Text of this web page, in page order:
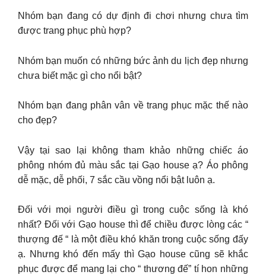
Nhóm bạn đang có dự định đi chơi nhưng chưa tìm
được trang phục phù hợp?
Nhóm bạn muốn có những bức ảnh du lịch đẹp nhưng
chưa biết mặc gì cho nổi bật?
Nhóm bạn đang phân vân về trang phục mặc thế nào
cho đẹp?
Vậy tại sao lại không tham khảo những chiếc áo
phông nhóm đủ màu sắc tại Gạo house ạ? Áo phông
dễ mặc, dễ phối, 7 sắc cầu vồng nổi bật luôn ạ.
Đối với mọi người điều gì trong cuộc sống là khó
nhất? Đối với Gạo house thì để chiều được lòng các “
thượng đế “ là một điều khó khăn trong cuộc sống đấy
ạ. Nhưng khó đến mấy thì Gạo house cũng sẽ khắc
phục được để mang lại cho “ thương đế” tí hon những